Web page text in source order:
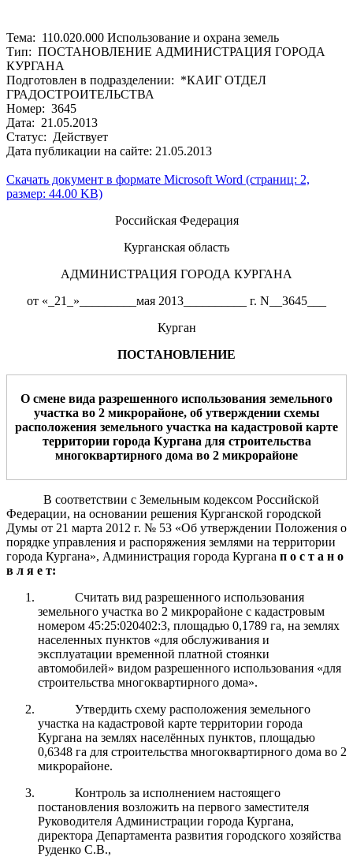
Тема: 110.020.000 Использование и охрана земель
Тип: ПОСТАНОВЛЕНИЕ АДМИНИСТРАЦИЯ ГОРОДА
КУРГАНА
Подготовлен в подразделении: *КАИГ ОТДЕЛ
ГРАДОСТРОИТЕЛЬСТВА
Номер: 3645
Дата: 21.05.2013
Статус: Действует
Дата публикации на сайте: 21.05.2013
Скачать документ в формате Microsoft Word (страниц: 2,
размер: 44.00 KB)
Российская Федерация
Курганская область
АДМИНИСТРАЦИЯ ГОРОДА КУРГАНА
от «_21_»_________мая 2013__________ г. N__3645___
Курган
ПОСТАНОВЛЕНИЕ
О смене вида разрешенного использования земельного
участка во 2 микрорайоне, об утверждении схемы
расположения земельного участка на кадастровой карте
территории города Кургана для строительства
многоквартирного дома во 2 микрорайоне
В соответствии с Земельным кодексом Российской
Федерации, на основании решения Курганской городской
Думы от 21 марта 2012 г. № 53 «Об утверждении Положения о
порядке управления и распоряжения землями на территории
города Кургана», Администрация города Кургана п о с т а н о
в л я е т:
Считать вид разрешенного использования
земельного участка во 2 микрорайоне с кадастровым
номером 45:25:020402:3, площадью 0,1789 га, на землях
населенных пунктов «для обслуживания и
эксплуатации временной платной стоянки
автомобилей» видом разрешенного использования «для
строительства многоквартирного дома».
Утвердить схему расположения земельного
участка на кадастровой карте территории города
Кургана на землях населённых пунктов, площадью
0,6348 га для строительства многоквартирного дома во 2
микрорайоне.
Контроль за исполнением настоящего
постановления возложить на первого заместителя
Руководителя Администрации города Кургана,
директора Департамента развития городского хозяйства
Руденко С.В.,